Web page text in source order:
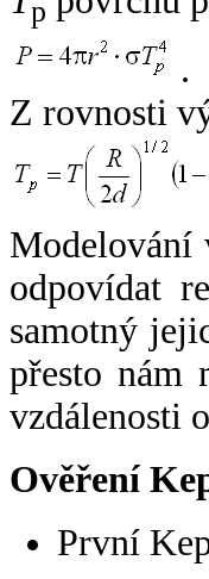
p
.
Z rovnosti
Modelování
odpovídat
samotný
přesto nám
vzdálenosti
Ověření
První